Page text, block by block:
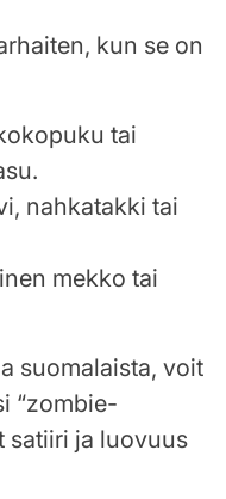
kun se on
tai
nahkatakki tai
mekko tai
suomalaista, voit
“zombie-
satiiri ja luovuus